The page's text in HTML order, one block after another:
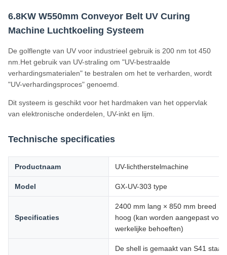
6.8KW W550mm Conveyor Belt UV Curing
Machine Luchtkoeling Systeem
De golflengte van UV voor industrieel gebruik is 200 nm tot 450
nm.Het gebruik van UV-straling om "UV-bestraalde
verhardingsmaterialen" te bestralen om het te verharden, wordt
"UV-verhardingsproces" genoemd.
Dit systeem is geschikt voor het hardmaken van het oppervlak
van elektronische onderdelen, UV-inkt en lijm.
Technische specificaties
Productnaam UV-lichtherstelmachine
Model GX-UV-303 type
Specificaties
2400 mm lang × 850 mm breed ×
hoog (kan worden aangepast
werkelijke behoeften)
De shell is gemaakt van S41